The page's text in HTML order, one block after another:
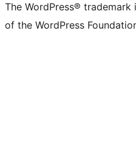
The WordPress®
of the WordPress